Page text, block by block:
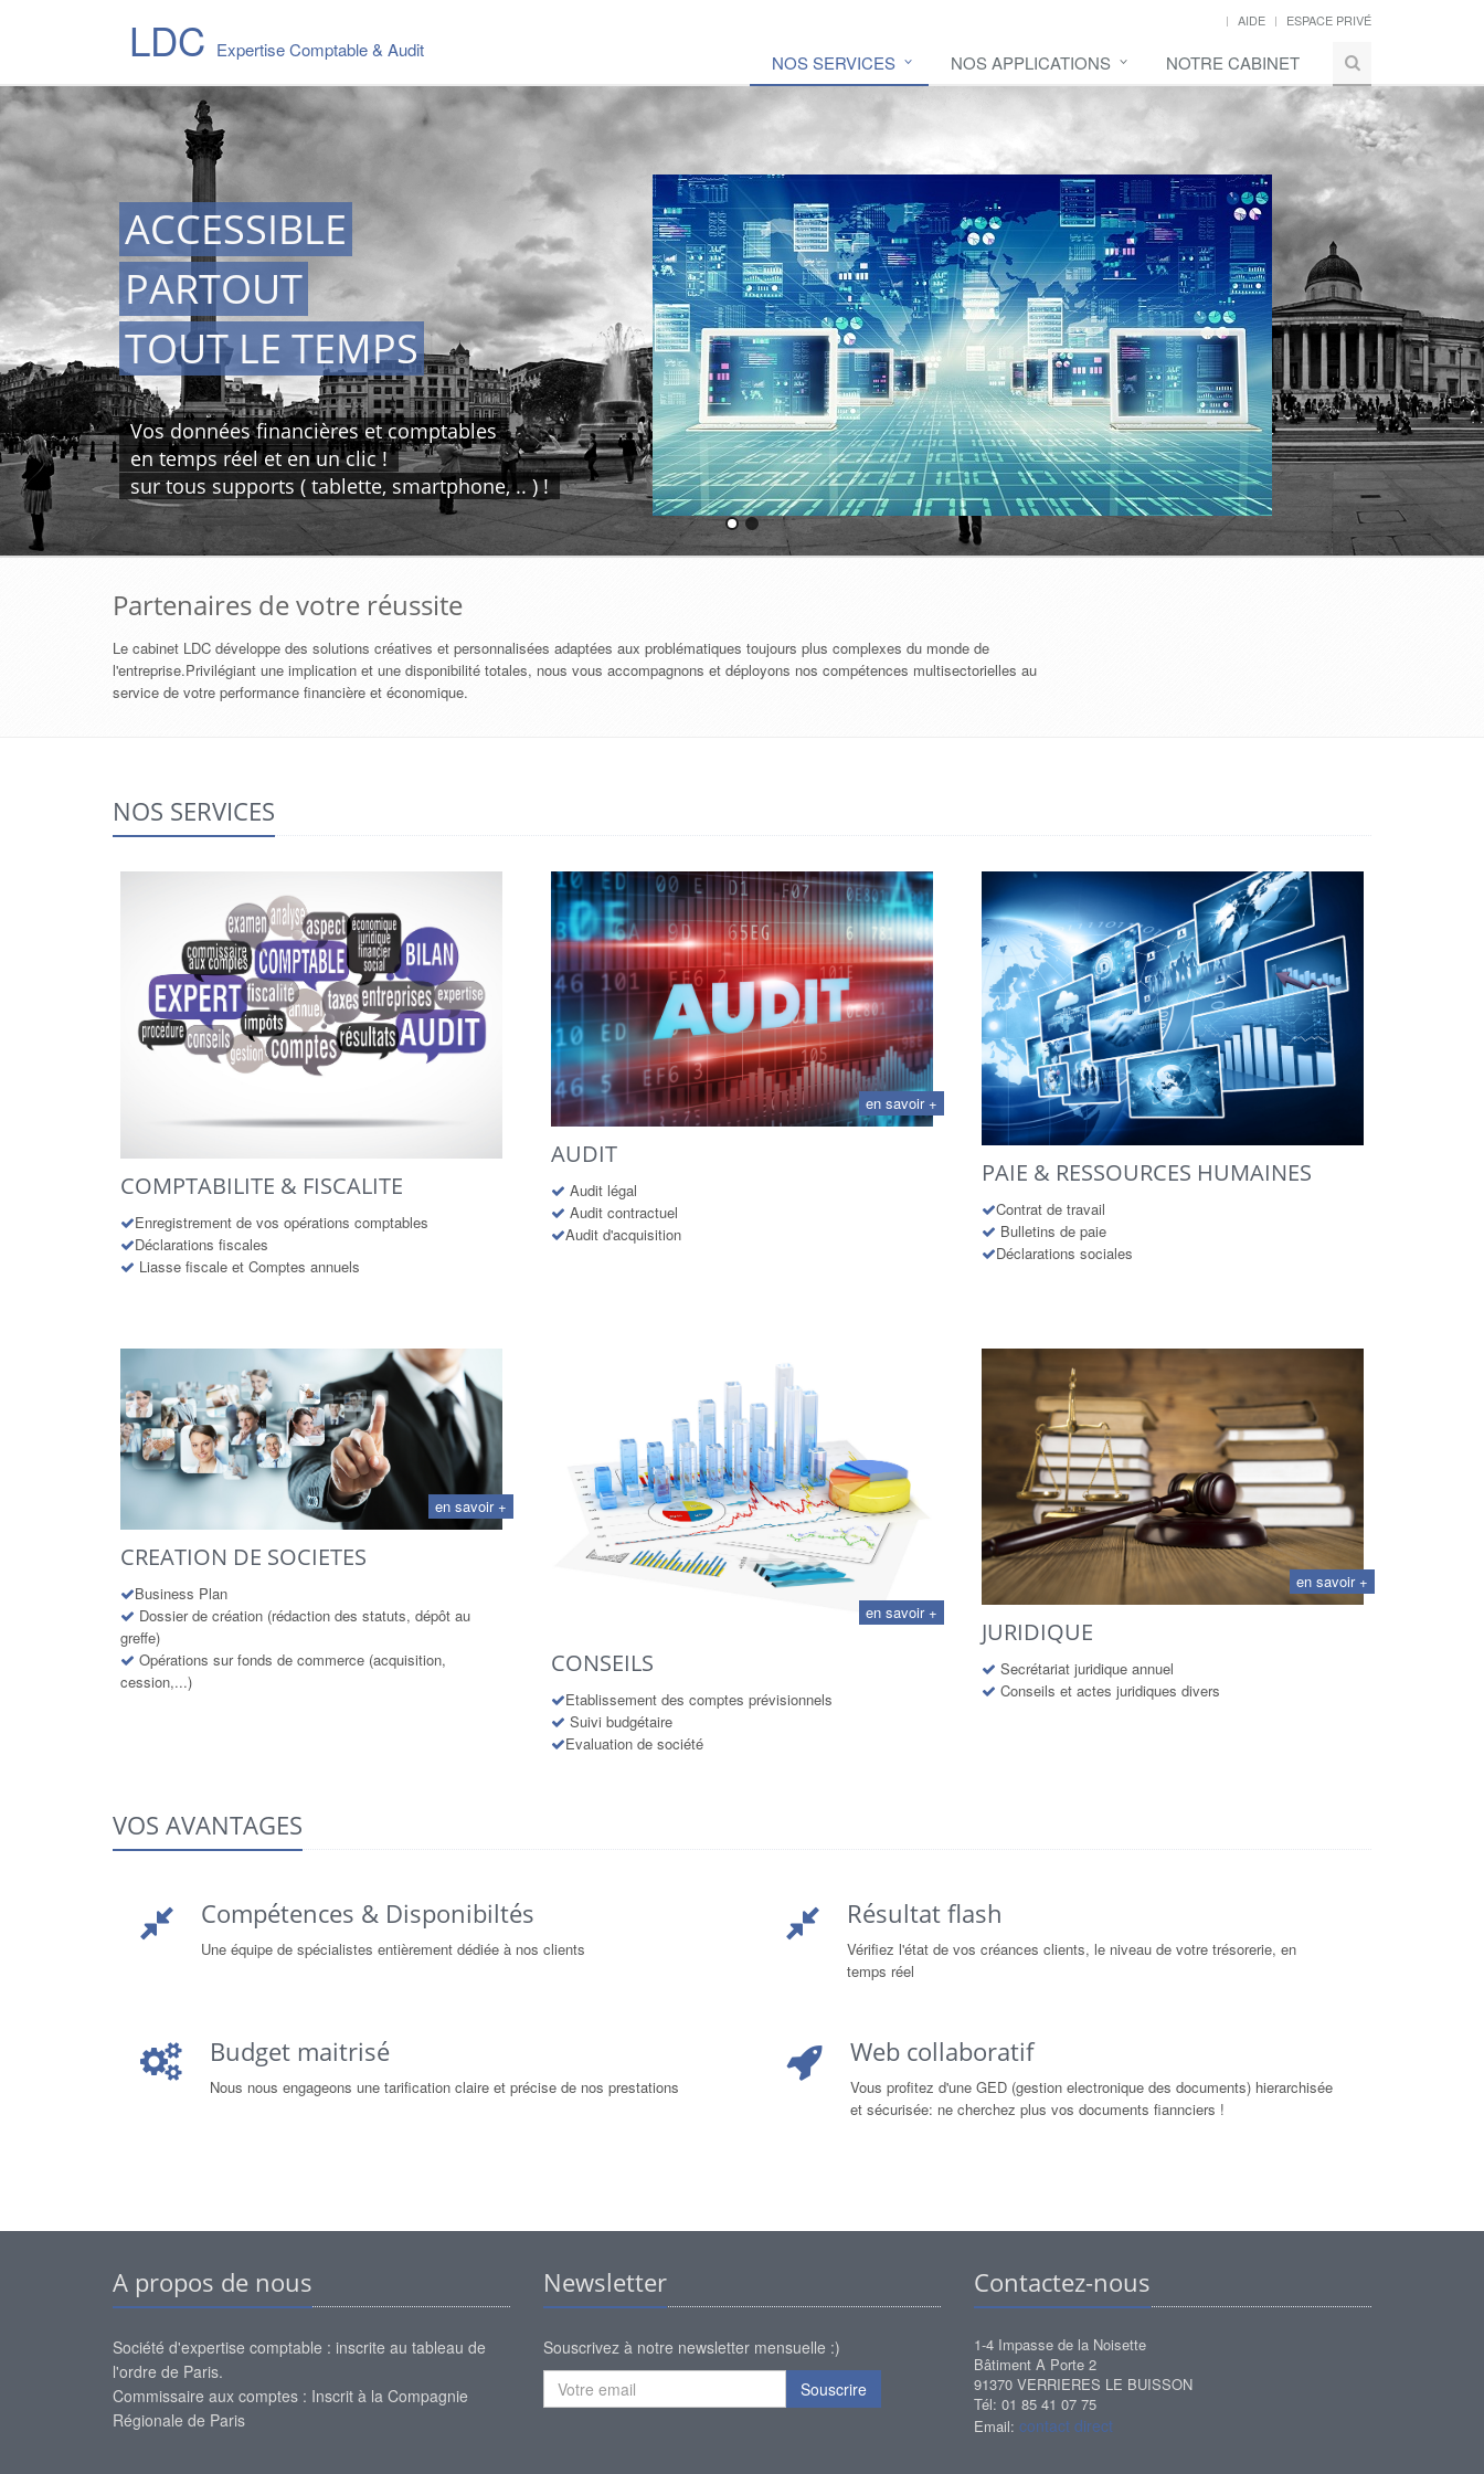
AIDE ESPACE PRIVÉ
LDC Expertise Comptable & Audit
NOS SERVICES NOS APPLICATIONS NOTRE CABINET
ACCESSIBLE
PARTOUT
TOUT LE TEMPS
Vos données financières et comptables
en temps réel et en un clic !
sur tous supports ( tablette, smartphone, .. ) !
Partenaires de votre réussite
Le cabinet LDC développe des solutions créatives et personnalisées adaptées aux problématiques toujours plus complexes du monde de
l'entreprise.Privilégiant une implication et une disponibilité totales, nous vous accompagnons et déployons nos compétences multisectorielles au
service de votre performance financière et économique.
NOS SERVICES
COMPTABILITE & FISCALITE
Enregistrement de vos opérations comptables
Déclarations fiscales
Liasse fiscale et Comptes annuels
en savoir +
AUDIT
Audit légal
Audit contractuel
Audit d'acquisition
PAIE & RESSOURCES HUMAINES
Contrat de travail
Bulletins de paie
Déclarations sociales
en savoir +
CREATION DE SOCIETES
Business Plan
Dossier de création (rédaction des statuts, dépôt au
greffe)
Opérations sur fonds de commerce (acquisition,
cession,...)
en savoir +
CONSEILS
Etablissement des comptes prévisionnels
Suivi budgétaire
Evaluation de société
en savoir +
JURIDIQUE
Secrétariat juridique annuel
Conseils et actes juridiques divers
VOS AVANTAGES
Compétences & Disponibiltés
Une équipe de spécialistes entièrement dédiée à nos clients
Résultat flash
Vérifiez l'état de vos créances clients, le niveau de votre trésorerie, en
temps réel
Budget maitrisé
Nous nous engageons une tarification claire et précise de nos prestations
Web collaboratif
Vous profitez d'une GED (gestion electronique des documents) hierarchisée
et sécurisée: ne cherchez plus vos documents fiannciers !
A propos de nous
Société d'expertise comptable : inscrite au tableau de
l'ordre de Paris.
Commissaire aux comptes : Inscrit à la Compagnie
Régionale de Paris
Newsletter
Souscrivez à notre newsletter mensuelle :)
Souscrire
Contactez-nous
1-4 Impasse de la Noisette
Bâtiment A Porte 2
91370 VERRIERES LE BUISSON
Tél: 01 85 41 07 75
Email: contact direct